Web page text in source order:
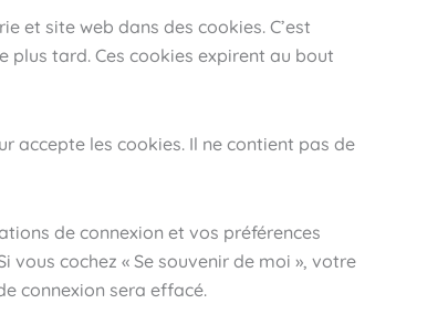
et site web dans des cookies. C’est
tard. Ces cookies expirent au bout
accepte les cookies. Il ne contient pas de
de connexion et vos préférences
vous cochez « Se souvenir de moi », votre
connexion sera effacé.